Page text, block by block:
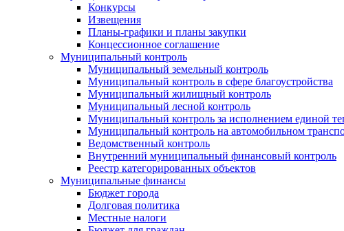
Конкурсы
Извещения
Планы-графики и планы закупки
Концессионное соглашение
Муниципальный контроль
Муниципальный земельный контроль
Муниципальный контроль в сфере благоустройства
Муниципальный жилищный контроль
Муниципальный лесной контроль
Муниципальный контроль за исполнением единой
Муниципальный контроль на автомобильном
Ведомственный контроль
Внутренний муниципальный финансовый контроль
Реестр категорированных объектов
Муниципальные финансы
Бюджет города
Долговая политика
Местные налоги